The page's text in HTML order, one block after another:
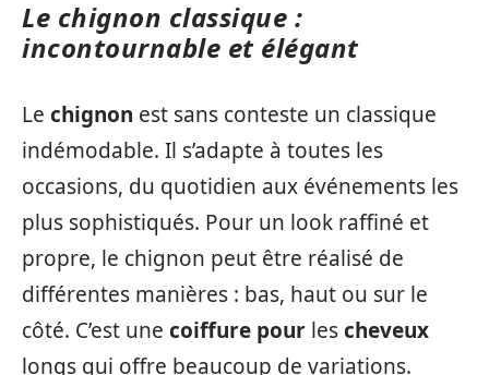
Le chignon classique :
incontournable et élégant
Le chignon est sans conteste un classique
indémodable. Il s’adapte à toutes les
occasions, du quotidien aux événements les
plus sophistiqués. Pour un look raffiné et
propre, le chignon peut être réalisé de
différentes manières : bas, haut ou sur le
côté. C’est une coiffure pour lescheveux
longs qui offre beaucoup de variations.